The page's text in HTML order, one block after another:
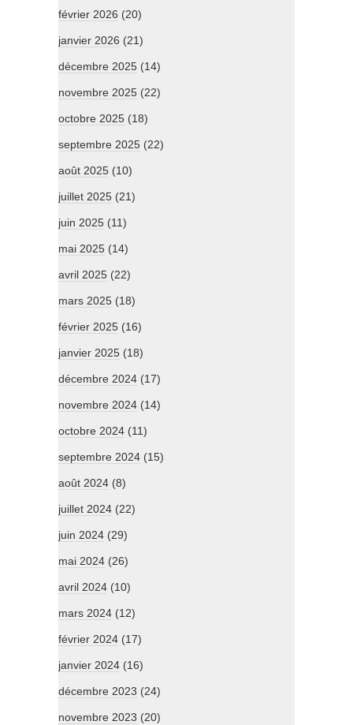
février 2026 (20)
janvier 2026 (21)
décembre 2025 (14)
novembre 2025 (22)
octobre 2025 (18)
septembre 2025 (22)
août 2025 (10)
juillet 2025 (21)
juin 2025 (11)
mai 2025 (14)
avril 2025 (22)
mars 2025 (18)
février 2025 (16)
janvier 2025 (18)
décembre 2024 (17)
novembre 2024 (14)
octobre 2024 (11)
septembre 2024 (15)
août 2024 (8)
juillet 2024 (22)
juin 2024 (29)
mai 2024 (26)
avril 2024 (10)
mars 2024 (12)
février 2024 (17)
janvier 2024 (16)
décembre 2023 (24)
novembre 2023 (20)